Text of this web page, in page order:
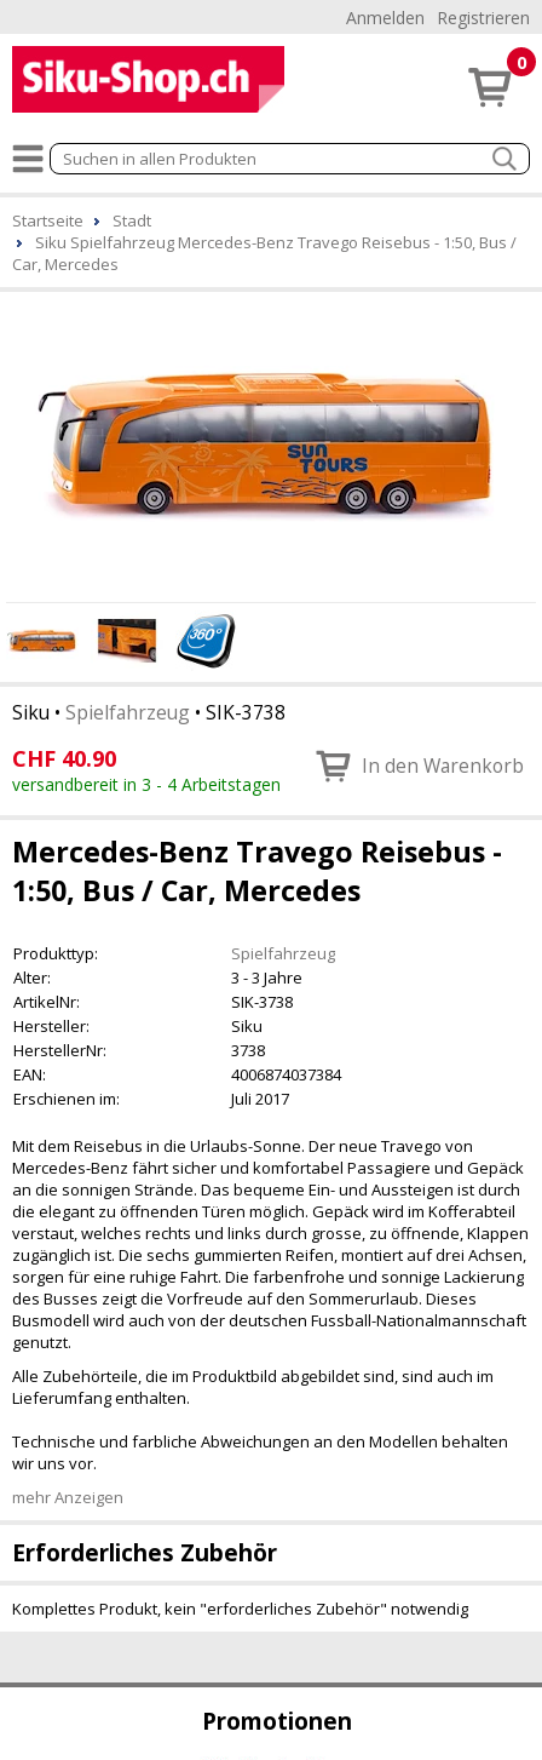
Anmelden Registrieren
0
Promotionen
Startseite
Stadt
Siku Spielfahrzeug Mercedes-Benz Travego Reisebus - 1:50, Bus /
Car, Mercedes
Siku • Spielfahrzeug • SIK-3738
CHF 40.90
versandbereit in 3 - 4 Arbeitstagen
In den Warenkorb
Mercedes-Benz Travego Reisebus -
1:50, Bus / Car, Mercedes
Produkttyp:
Spielfahrzeug
Alter:
3 - 3 Jahre
ArtikelNr:
SIK-3738
Hersteller:
Siku
HerstellerNr:
3738
EAN:
4006874037384
Erschienen im:
Juli 2017
Mit dem Reisebus in die Urlaubs-Sonne. Der neue Travego von
Mercedes-Benz fährt sicher und komfortabel Passagiere und Gepäck
an die sonnigen Strände. Das bequeme Ein- und Aussteigen ist durch
die elegant zu öffnenden Türen möglich. Gepäck wird im Kofferabteil
verstaut, welches rechts und links durch grosse, zu öffnende, Klappen
zugänglich ist. Die sechs gummierten Reifen, montiert auf drei Achsen,
sorgen für eine ruhige Fahrt. Die farbenfrohe und sonnige Lackierung
des Busses zeigt die Vorfreude auf den Sommerurlaub. Dieses
Busmodell wird auch von der deutschen Fussball-Nationalmannschaft
genutzt.
Alle Zubehörteile, die im Produktbild abgebildet sind, sind auch im
Lieferumfang enthalten.
Technische und farbliche Abweichungen an den Modellen behalten
wir uns vor.
mehr Anzeigen
Erforderliches Zubehör
Komplettes Produkt, kein "erforderliches Zubehör" notwendig